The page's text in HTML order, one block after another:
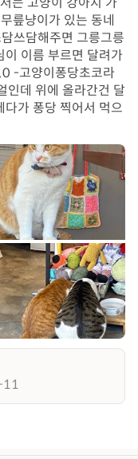
릎냥이가 있는 동네
쓰담해주면 그릉그릉
이 이름 부르면 달려가
-고양이퐁당초코라
인데 위에 올라간건 달
다가 퐁당 찍어서 먹으
11